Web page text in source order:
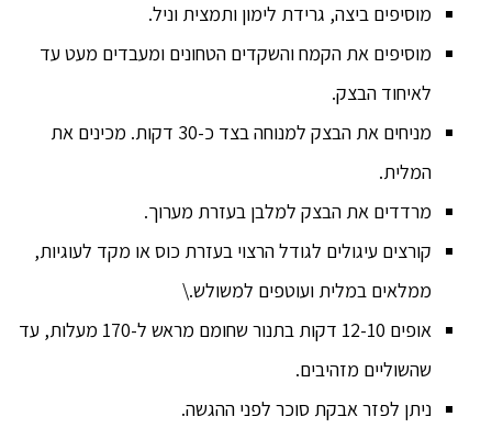
מוסיפים ביצה, גרידת לימון ותמצית וניל.
מוסיפים את הקמח והשקדים הטחונים ומעבדים מעט עד
לאיחוד הבצק.
מניחים את הבצק למנוחה בצד כ-30 דקות. מכינים את
המלית.
מרדדים את הבצק למלבן בעזרת מערוך.
קורצים עיגולים לגודל הרצוי בעזרת כוס או מקד לעוגיות,
ממלאים במלית ועוטפים למשולש.\
אופים 12-10 דקות בתנור שחומם מראש ל-170 מעלות, עד
שהשוליים מזהיבים.
ניתן לפזר אבקת סוכר לפני ההגשה.